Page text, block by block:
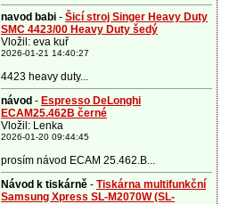
navod babi - Šicí stroj Singer Heavy Duty
SMC 4423/00 Heavy Duty šedý
Vložil: eva kuř
2026-01-21 14:40:27
4423 heavy duty...
návod - Espresso DeLonghi
ECAM25.462B černé
Vložil: Lenka
2026-01-20 09:44:45
prosím návod ECAM 25.462.B...
Návod k tiskárně - Tiskárna multifunkční
Samsung Xpress SL-M2070W (SL-